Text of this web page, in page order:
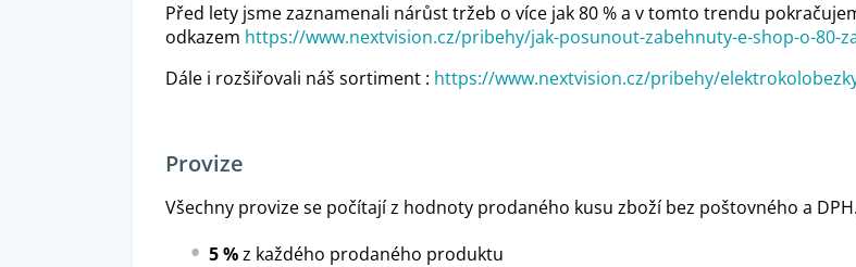
Před lety jsme zaznamenali nárůst tržeb o více jak 80 % a v tomto trendu
odkazem https://www.nextvision.cz/pribehy/jak-posunout-zabehnuty-e-shop-o-80-
Dále i rozšiřovali náš sortiment : https://www.nextvision.cz/pribehy/
Provize
Všechny provize se počítají z hodnoty prodaného kusu zboží bez poštovného a
5 %z každého prodaného produktu